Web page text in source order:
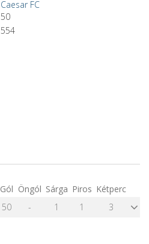
Caesar FC
50
554
Gól Öngól Sárga Piros Kétperc
50 - 1 1 3